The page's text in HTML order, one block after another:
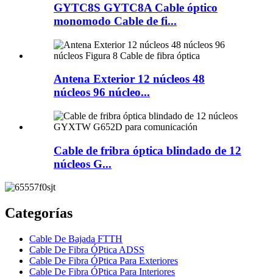
GYTC8S GYTC8A Cable óptico
monomodo Cable de fi...
Antena Exterior 12 núcleos 48
núcleos 96 núcleo...
Cable de fribra óptica blindado de 12
núcleos G...
Categorías
Cable De Bajada FTTH
Cable De Fibra ÓPtica ADSS
Cable De Fibra ÓPtica Para Exteriores
Cable De Fibra ÓPtica Para Interiores